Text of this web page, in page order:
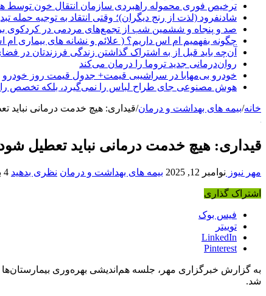
ترخیص فوری محموله راهبردی سازمان انتقال خون توسط
شادنفرود (لذت از رنج دیگران)؛ وقتی انتقاد به توجیه حمله
صد و پنجاه‌ و ششمین شب از تجمع‌های مردمی در کردکوی
چگونه بفهمیم ام اس داریم؟ ( علائم و نشانه های بیماری ام
آن‌چه باید قبل از به اشتراک گذاشتن زندگی فرزندتان در
روان‌درمانی جدید تروما را درمان می‌کند
خودرو بی‌مهابا در سراشیبی قیمت+ جدول قیمت روز خودرو
هوش مصنوعی جای طراح لباس را نمی‌گیرد، بلکه تخصص را
خانه/بیمه های بهداشت و درمان/قیداری: هیچ خدمت درمانی نباید
قیداری: هیچ خدمت درمانی نباید تعطیل
مهر نیوز نوامبر 12, 2025 بیمه های بهداشت و درمان نظری بدهید 4 بازدید
اشتراک گذاری
فیس بوک
توییتر
LinkedIn
Pinterest
شد.